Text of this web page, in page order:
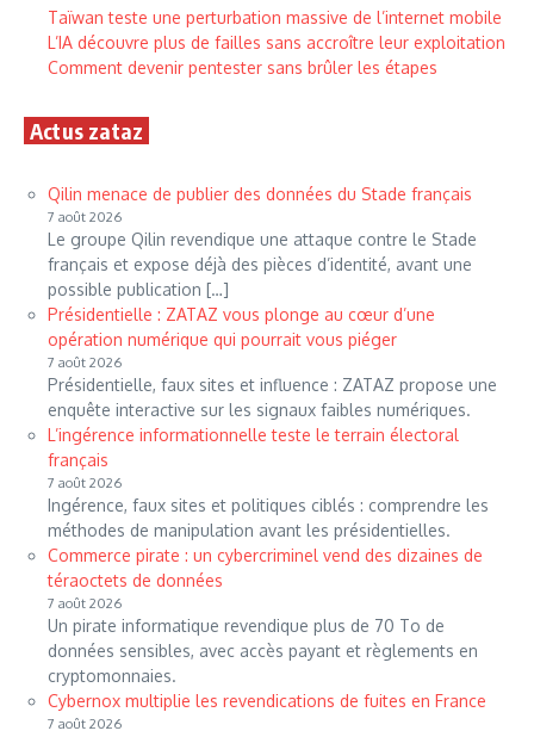
Taïwan teste une perturbation massive de l’internet mobile
L’IA découvre plus de failles sans accroître leur exploitation
Comment devenir pentester sans brûler les étapes
Actus zataz
Qilin menace de publier des données du Stade français
7 août 2026
Le groupe Qilin revendique une attaque contre le Stade
français et expose déjà des pièces d’identité, avant une
possible publication […]
Présidentielle : ZATAZ vous plonge au cœur d’une
opération numérique qui pourrait vous piéger
7 août 2026
Présidentielle, faux sites et influence : ZATAZ propose une
enquête interactive sur les signaux faibles numériques.
L’ingérence informationnelle teste le terrain électoral
français
7 août 2026
Ingérence, faux sites et politiques ciblés : comprendre les
méthodes de manipulation avant les présidentielles.
Commerce pirate : un cybercriminel vend des dizaines de
téraoctets de données
7 août 2026
Un pirate informatique revendique plus de 70 To de
données sensibles, avec accès payant et règlements en
cryptomonnaies.
Cybernox multiplie les revendications de fuites en France
7 août 2026